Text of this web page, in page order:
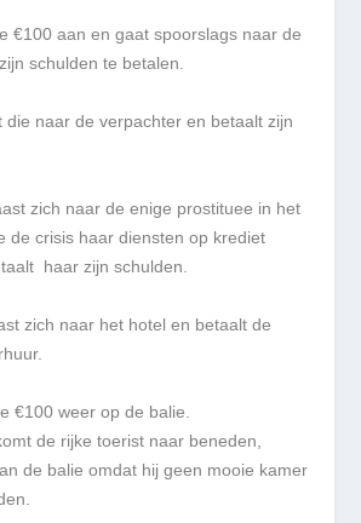
€100 aan​ ​en gaat spoorslags naar de
schulden te betalen.
die naar de verpachter​ ​en betaalt zijn
zich naar de enige prostituee in het
de crisis​ ​haar diensten op krediet
haar zijn schulden.
zich naar het hotel​ ​en betaalt de
€100 weer op de balie.
de rijke toerist naar beneden,
de balie​ ​omdat hij geen mooie kamer